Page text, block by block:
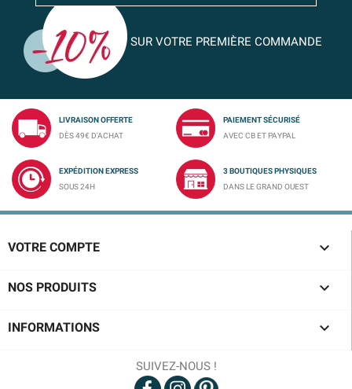
SUR VOTRE PREMIÈRE COMMANDE
LIVRAISON OFFERTE
DÈS 49€ D'ACHAT
PAIEMENT SÉCURISÉ
AVEC CB ET PAYPAL
EXPÉDITION EXPRESS
SOUS 24H
3 BOUTIQUES PHYSIQUES
DANS LE GRAND OUEST
VOTRE COMPTE 
NOS PRODUITS 
INFORMATIONS 
SUIVEZ-NOUS !